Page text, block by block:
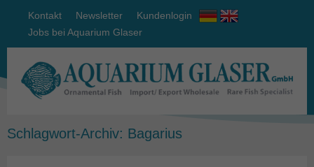
Kontakt Newsletter
Kundenlogin
Jobs bei Aquarium Glaser
Schlagwort-Archiv: Bagarius